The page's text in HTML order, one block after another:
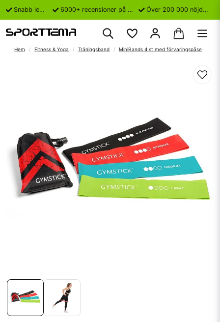
Snabb leverans 6000+ recensioner på Trustpilot Över 200 000 nöjda kunder
Hem Fitness & Yoga Träningsband MiniBands 4 st med förvaringspåse